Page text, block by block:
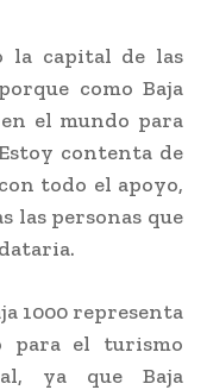
la capital de las
como Baja
el mundo para
contenta de
todo el apoyo,
las personas que
1000 representa
para el turismo
ya que Baja